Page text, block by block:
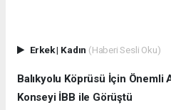
Erkek| Kadın (Haberi Sesli Oku)
Balıkyolu Köprüsü İçin Önemli
Konseyi İBB ile Görüştü